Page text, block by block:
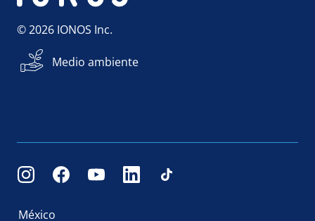
© 2026 IONOS Inc.
Medio ambiente
México